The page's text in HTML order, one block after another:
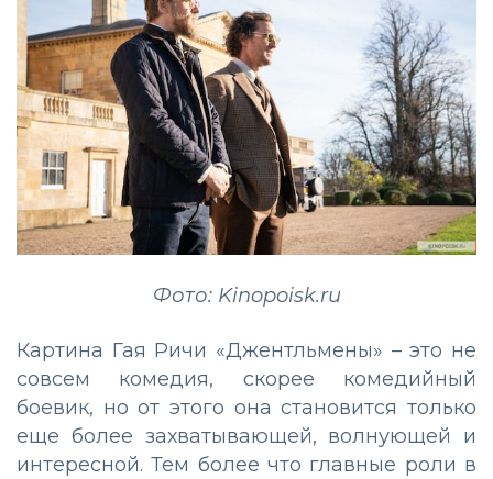
Фото: Kinopoisk.ru
Картина Гая Ричи «Джентльмены» – это не
совсем комедия, скорее комедийный
боевик, но от этого она становится только
еще более захватывающей, волнующей и
интересной. Тем более что главные роли в